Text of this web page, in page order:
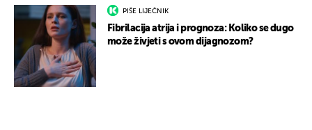
PIŠE LIJEČNIK
Fibrilacija atrija i prognoza: Koliko se dugo
može živjeti s ovom dijagnozom?